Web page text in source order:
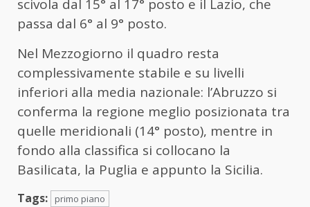
scivola dal 15° al 17° posto e il Lazio, che
passa dal 6° al 9° posto.
Nel Mezzogiorno il quadro resta
complessivamente stabile e su livelli
inferiori alla media nazionale: l’Abruzzo si
conferma la regione meglio posizionata tra
quelle meridionali (14° posto), mentre in
fondo alla classifica si collocano la
Basilicata, la Puglia e appunto la Sicilia.
Tags: primo piano